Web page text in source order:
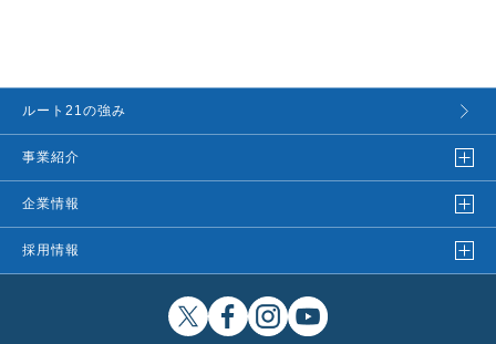
ルート21の強み
事業紹介
企業情報
採用情報